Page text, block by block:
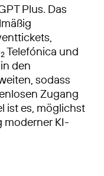
Plus. Das
2Telefónica und
den
sodass
Zugang
ist es, möglichst
moderner KI-